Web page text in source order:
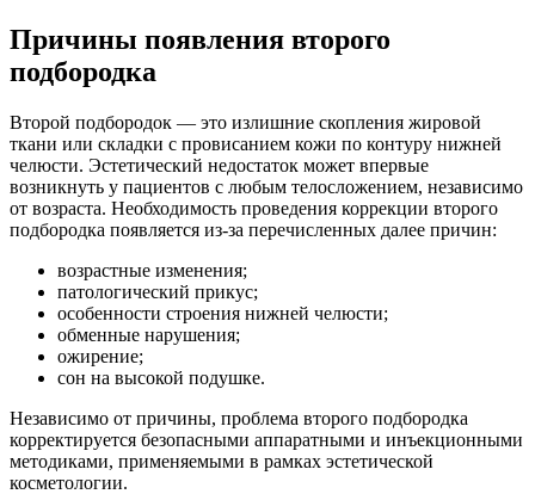
Причины появления второго
подбородка
Второй подбородок — это излишние скопления жировой
ткани или складки с провисанием кожи по контуру нижней
челюсти. Эстетический недостаток может впервые
возникнуть у пациентов с любым телосложением, независимо
от возраста. Необходимость проведения коррекции второго
подбородка появляется из-за перечисленных далее причин:
возрастные изменения;
патологический прикус;
особенности строения нижней челюсти;
обменные нарушения;
ожирение;
сон на высокой подушке.
Независимо от причины, проблема второго подбородка
корректируется безопасными аппаратными и инъекционными
методиками, применяемыми в рамках эстетической
косметологии.